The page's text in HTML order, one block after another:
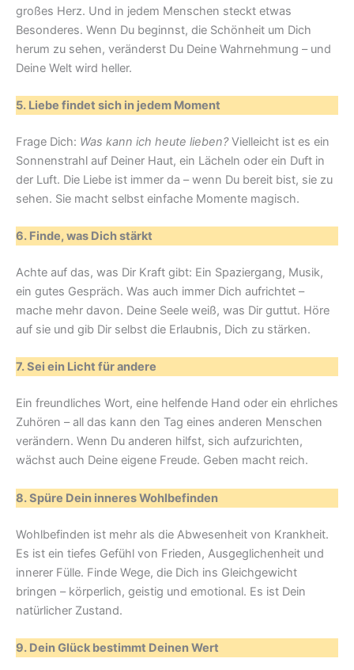
großes Herz. Und in jedem Menschen steckt etwas
Besonderes. Wenn Du beginnst, die Schönheit um Dich
herum zu sehen, veränderst Du Deine Wahrnehmung – und
Deine Welt wird heller.
5. Liebe findet sich in jedem Moment
Frage Dich: Was kann ich heute lieben?Vielleicht ist es ein
Sonnenstrahl auf Deiner Haut, ein Lächeln oder ein Duft in
der Luft. Die Liebe ist immer da – wenn Du bereit bist, sie zu
sehen. Sie macht selbst einfache Momente magisch.
6. Finde, was Dich stärkt
Achte auf das, was Dir Kraft gibt: Ein Spaziergang, Musik,
ein gutes Gespräch. Was auch immer Dich aufrichtet –
mache mehr davon. Deine Seele weiß, was Dir guttut. Höre
auf sie und gib Dir selbst die Erlaubnis, Dich zu stärken.
7. Sei ein Licht für andere
Ein freundliches Wort, eine helfende Hand oder ein ehrliches
Zuhören – all das kann den Tag eines anderen Menschen
verändern. Wenn Du anderen hilfst, sich aufzurichten,
wächst auch Deine eigene Freude. Geben macht reich.
8. Spüre Dein inneres Wohlbefinden
Wohlbefinden ist mehr als die Abwesenheit von Krankheit.
Es ist ein tiefes Gefühl von Frieden, Ausgeglichenheit und
innerer Fülle. Finde Wege, die Dich ins Gleichgewicht
bringen – körperlich, geistig und emotional. Es ist Dein
natürlicher Zustand.
9. Dein Glück bestimmt Deinen Wert